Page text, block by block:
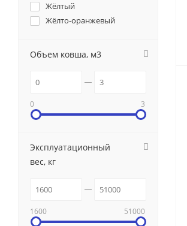
Жёлтый
Жёлто-оранжевый
Объем ковша, м3
0 3
Эксплуатационный
вес, кг
1600 51000